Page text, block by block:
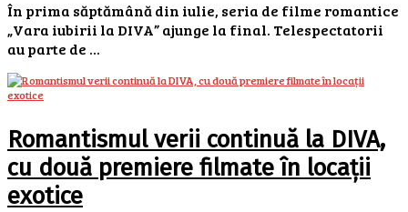
În prima săptămână din iulie, seria de filme romantice
„Vara iubirii la DIVA” ajunge la final. Telespectatorii
au parte de ...
Romantismul verii continuă la DIVA,
cu două premiere filmate în locații
exotice